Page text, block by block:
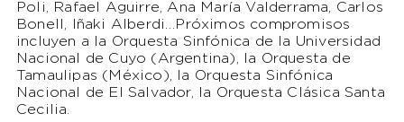
Poli, Rafael Aguirre, Ana María Valderrama, Carlos
Bonell, Iñaki Alberdi…Próximos compromisos
incluyen a la Orquesta Sinfónica de la Universidad
Nacional de Cuyo (Argentina), la Orquesta de
Tamaulipas (México), la Orquesta Sinfónica
Nacional de El Salvador, la Orquesta Clásica Santa
Cecilia.